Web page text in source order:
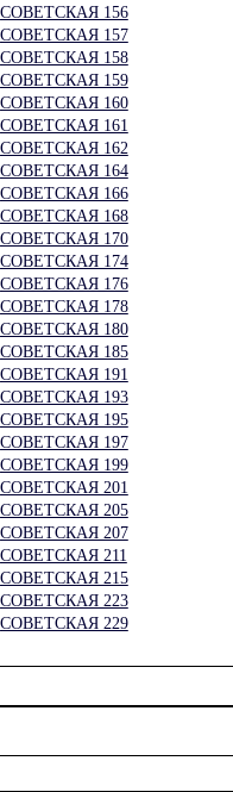
СОВЕТСКАЯ 156
СОВЕТСКАЯ 157
СОВЕТСКАЯ 158
СОВЕТСКАЯ 159
СОВЕТСКАЯ 160
СОВЕТСКАЯ 161
СОВЕТСКАЯ 162
СОВЕТСКАЯ 164
СОВЕТСКАЯ 166
СОВЕТСКАЯ 168
СОВЕТСКАЯ 170
СОВЕТСКАЯ 174
СОВЕТСКАЯ 176
СОВЕТСКАЯ 178
СОВЕТСКАЯ 180
СОВЕТСКАЯ 185
СОВЕТСКАЯ 191
СОВЕТСКАЯ 193
СОВЕТСКАЯ 195
СОВЕТСКАЯ 197
СОВЕТСКАЯ 199
СОВЕТСКАЯ 201
СОВЕТСКАЯ 205
СОВЕТСКАЯ 207
СОВЕТСКАЯ 211
СОВЕТСКАЯ 215
СОВЕТСКАЯ 223
СОВЕТСКАЯ 229